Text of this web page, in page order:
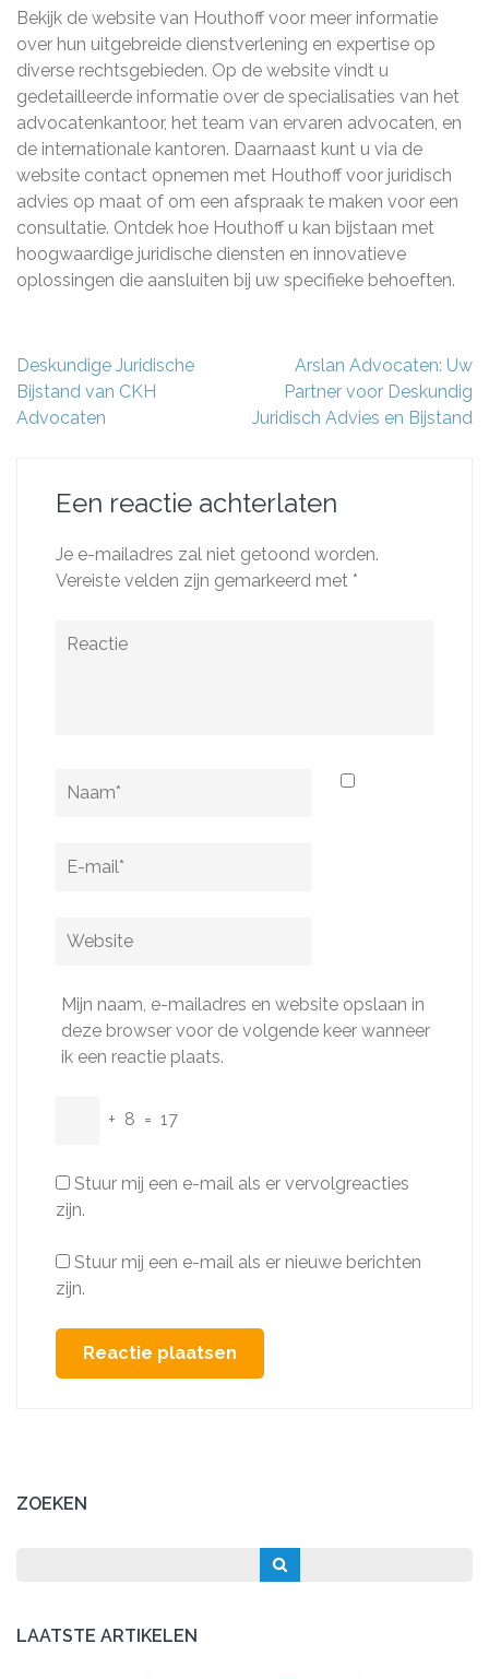
Bekijk de website van Houthoff voor meer informatie
over hun uitgebreide dienstverlening en expertise op
diverse rechtsgebieden. Op de website vindt u
gedetailleerde informatie over de specialisaties van het
advocatenkantoor, het team van ervaren advocaten, en
de internationale kantoren. Daarnaast kunt u via de
website contact opnemen met Houthoff voor juridisch
advies op maat of om een afspraak te maken voor een
consultatie. Ontdek hoe Houthoff u kan bijstaan met
hoogwaardige juridische diensten en innovatieve
oplossingen die aansluiten bij uw specifieke behoeften.
Berichtnavigatie
Deskundige Juridische
Bijstand van CKH
Advocaten
Arslan Advocaten: Uw
Partner voor Deskundig
Juridisch Advies en Bijstand
Een reactie achterlaten
Je e-mailadres zal niet getoond worden.
Vereiste velden zijn gemarkeerd met *
Reactie
Naam
E-
Website
Mijn naam, e-mailadres en website opslaan in
deze browser voor de volgende keer wanneer
ik een reactie plaats.
+ 8 = 17
Stuur mij een e-mail als er vervolgreacties
zijn.
Stuur mij een e-mail als er nieuwe berichten
zijn.
ZOEKEN
LAATSTE ARTIKELEN